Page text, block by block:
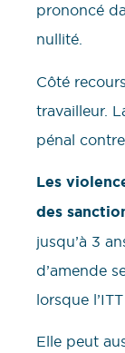
prononcé
nullité.
Côté
travailleur.
pénal contre
Les
des
jusqu’à 3
d’amende
lorsque
Elle peut